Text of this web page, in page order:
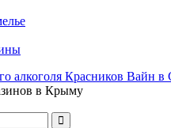
в Крыму